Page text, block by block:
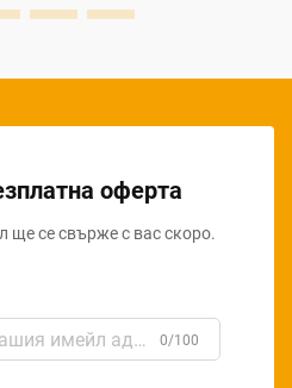
оферта
ще се свърже с вас скоро.
0/100